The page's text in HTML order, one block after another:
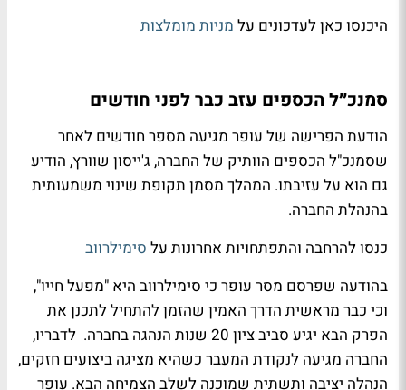
היכנסו כאן לעדכונים על מניות מומלצות
סמנכ״ל הכספים עזב כבר לפני חודשים
הודעת הפרישה של עופר מגיעה מספר חודשים לאחר
שסמנכ"ל הכספים הוותיק של החברה, ג'ייסון שוורץ, הודיע
גם הוא על עזיבתו. המהלך מסמן תקופת שינוי משמעותית
בהנהלת החברה.
כנסו להרחבה והתפתחויות אחרונות על סימילרווב
בהודעה שפרסם מסר עופר כי סימילרווב היא "מפעל חייו",
וכי כבר מראשית הדרך האמין שהזמן להתחיל לתכנן את
הפרק הבא יגיע סביב ציון 20 שנות הנהגה בחברה. לדבריו,
החברה מגיעה לנקודת המעבר כשהיא מציגה ביצועים חזקים,
הנהלה יציבה ותשתית שמוכנה לשלב הצמיחה הבא. עופר